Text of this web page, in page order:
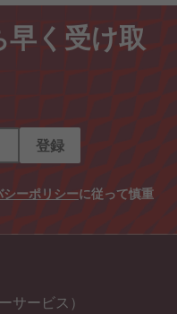
く受け取
登録
シーポリシーに従って慎重
サービス）